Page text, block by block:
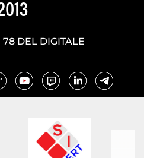
DEL DIGITALE